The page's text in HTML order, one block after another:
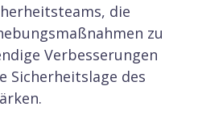
die
zu
Verbesserungen
Sicherheitslage des